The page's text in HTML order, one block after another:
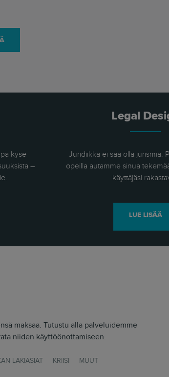
kyse
–
Legal
Juridiikka ei saa olla jurismia.
opeilla autamme sinua
käyttäjäsi
LUE LISÄÄ
maksaa. Tutustu alla palveluidemme
niiden käyttöönottamiseen.
LAKIASIAT KRIISI MUUT